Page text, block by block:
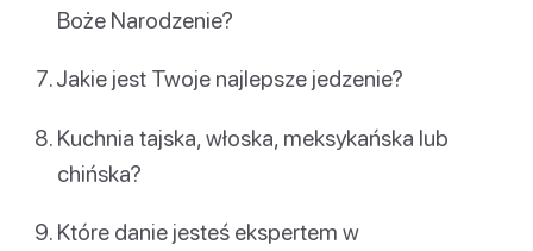
Boże Narodzenie?
Jakie jest Twoje najlepsze jedzenie?
Kuchnia tajska, włoska, meksykańska lub
chińska?
Które danie jesteś ekspertem w